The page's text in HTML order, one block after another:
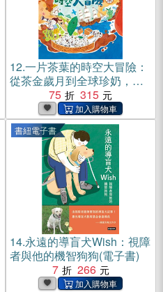
12.一片茶葉的時空大冒險：
從茶金歲月到全球珍奶，理
解臺灣在世界地圖上的重要
地位！(電子書)
75 315
書紐電子書
14.永遠的導盲犬Wish：視障
者與他的機智狗狗(電子書)
7
266